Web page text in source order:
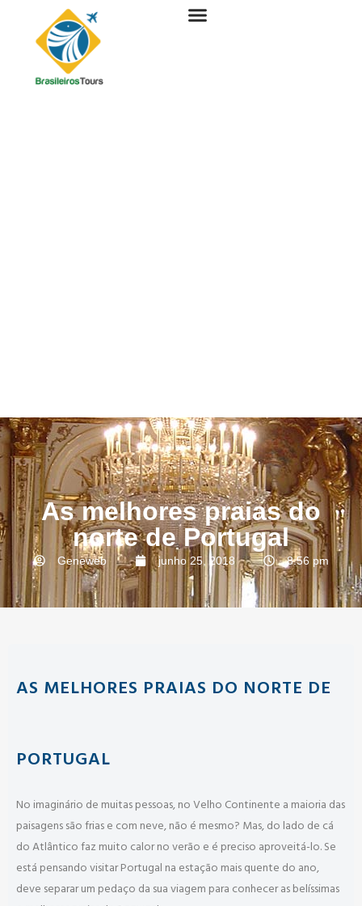
As melhores praias do
norte de Portugal
Geneweb junho 25, 2018 8:56 pm
AS MELHORES PRAIAS DO NORTE DE
PORTUGAL
No imaginário de muitas pessoas, no Velho Continente a maioria das
paisagens são frias e com neve, não é mesmo? Mas, do lado de cá
do Atlântico faz muito calor no verão e é preciso aproveitá-lo. Se
está pensando visitar Portugal na estação mais quente do ano,
deve separar um pedaço da sua viagem para conhecer as belíssimas